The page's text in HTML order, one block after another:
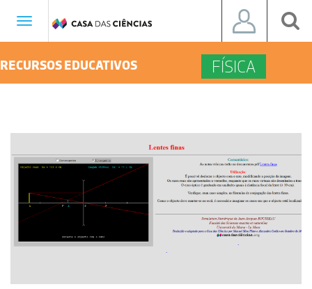
Toggle
RECURSOS EDUCATIVOS FÍSICA